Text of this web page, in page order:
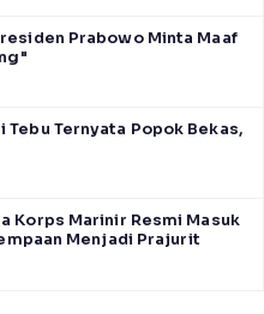
Prabowo Minta Maaf
Tebu Ternyata Popok Bekas,
Korps Marinir Resmi Masuk
Menjadi Prajurit